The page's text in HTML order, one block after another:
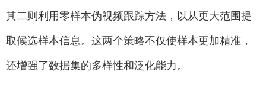
其二则利用零样本伪视频跟踪方法，以从更大范围提
取候选样本信息。这两个策略不仅使样本更加精准，
还增强了数据集的多样性和泛化能力。